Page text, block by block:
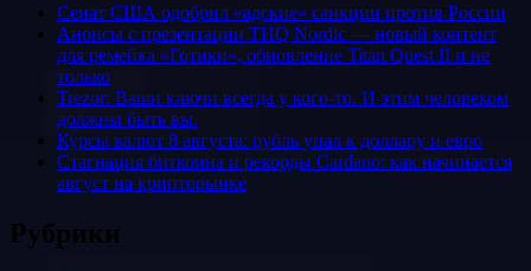
Сенат США одобрил «адские» санкции против России
Анонсы с презентации THQ Nordic — новый контент
для ремейка «Готики», обновление Titan Quest II и не
только
Trezor: Ваши ключи всегда у кого-то. И этим человеком
должны быть вы.
Курсы валют 8 августа: рубль упал к доллару и евро
Стагнация биткоина и рекорды Cardano: как начинается
август на крипторынке
Рубрики